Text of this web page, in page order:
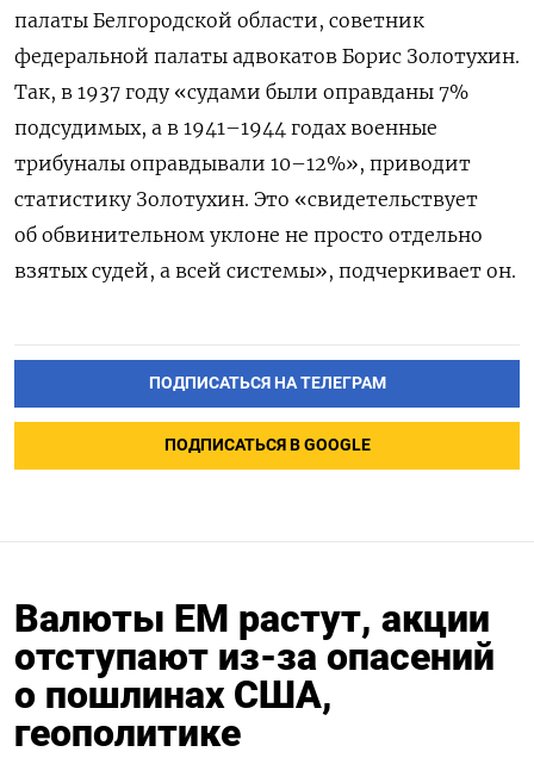
палаты Белгородской области, советник
федеральной палаты адвокатов Борис Золотухин.
Так, в 1937 году «судами были оправданы 7%
подсудимых, а в 1941–1944 годах военные
трибуналы оправдывали 10–12%», приводит
статистику Золотухин. Это «свидетельствует
об обвинительном уклоне не просто отдельно
взятых судей, а всей системы», подчеркивает он.
ПОДПИСАТЬСЯ НА ТЕЛЕГРАМ
ПОДПИСАТЬСЯ В GOOGLE
Валюты ЕМ растут, акции
отступают из-за опасений
о пошлинах США,
геополитике